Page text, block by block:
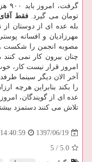
تومان می گیرد.فقط آقای
بله عده ای از دوستان از
مهرزادیان و افسانه
مصوبه انجمن را شكست و
چنان بیرون كار نمی
امروز قرار نیست كار،
آخر الان دیگر سینما
را بكند بنابراین هرچه
عده ای از گویندگان،
تلاش می كنند دستمزد بیشتری
1397/06/19
14:40:59
5.0
/
5